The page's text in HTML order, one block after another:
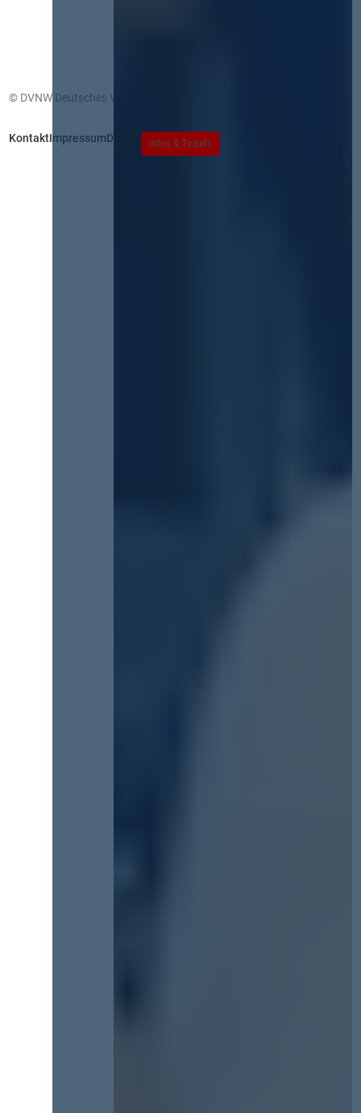
Infos & Tickets
© DVNW Deutsches Vergabenetzwerk GmbH
KontaktImpressumDatenschutz